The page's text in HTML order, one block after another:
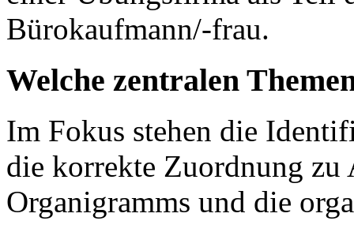
Bürokaufmann/-frau.
Welche zentralen
Im Fokus stehen die
die korrekte Zuordnung zu
Organigramms und die